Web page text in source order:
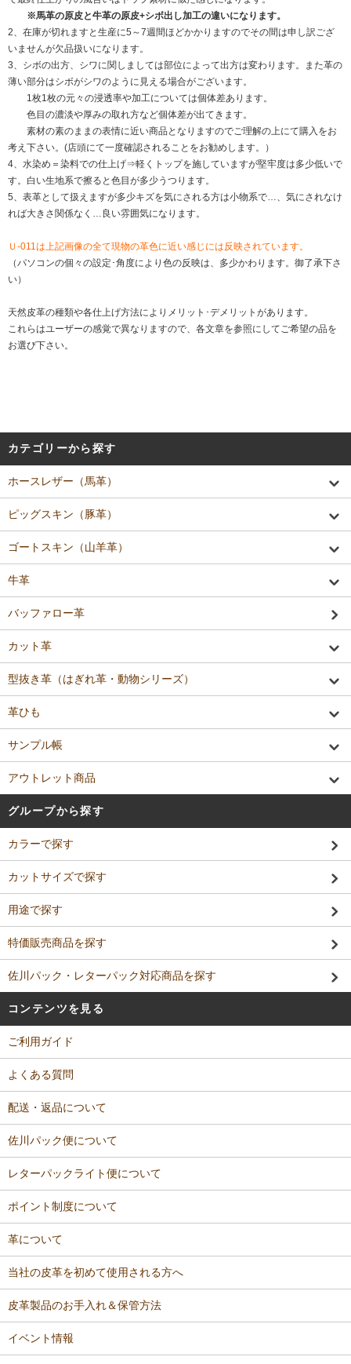
※馬革の原皮と牛革の原皮+シボ出し加工の違いになります。
2、在庫が切れますと生産に5～7週間ほどかかりますのでその間は申し訳ござ
いませんが欠品扱いになります。
3、シボの出方、シワに関しましては部位によって出方は変わります。また革の
薄い部分はシボがシワのように見える場合がございます。
1枚1枚の元々の浸透率や加工については個体差あります。
色目の濃淡や厚みの取れ方など個体差が出てきます。
素材の素のままの表情に近い商品となりますのでご理解の上にて購入をお
考え下さい。(店頭にて一度確認されることをお勧めします。）
4、水染め＝染料での仕上げ⇒軽くトップを施していますが堅牢度は多少低いで
す。白い生地系で擦ると色目が多少うつります。
5、表革として扱えますが多少キズを気にされる方は小物系で…、気にされなけ
れば大きさ関係なく…良い雰囲気になります。
Ｕ-011は上記画像の全て現物の革色に近い感じには反映されています。
（パソコンの個々の設定･角度により色の反映は、多少かわります。御了承下さ
い）
天然皮革の種類や各仕上げ方法によりメリット･デメリットがあります。
これらはユーザーの感覚で異なりますので、各文章を参照にしてご希望の品を
お選び下さい。
カテゴリーから探す
ホースレザー（馬革）
ピッグスキン（豚革）
ゴートスキン（山羊革）
牛革
バッファロー革
カット革
型抜き革（はぎれ革・動物シリーズ）
革ひも
サンプル帳
アウトレット商品
グループから探す
カラーで探す
カットサイズで探す
用途で探す
特価販売商品を探す
佐川パック・レターパック対応商品を探す
コンテンツを見る
ご利用ガイド
よくある質問
配送・返品について
佐川パック便について
レターパックライト便について
ポイント制度について
革について
当社の皮革を初めて使用される方へ
皮革製品のお手入れ＆保管方法
イベント情報